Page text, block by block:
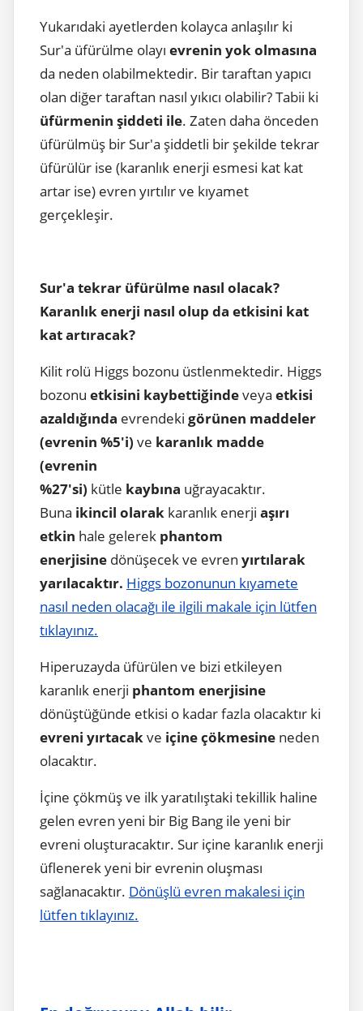
Yukarıdaki ayetlerden kolayca anlaşılır ki
Sur'a üfürülme olayı evrenin yok olmasına
da neden olabilmektedir. Bir taraftan yapıcı
olan diğer taraftan nasıl yıkıcı olabilir? Tabii ki
üfürmenin şiddeti ile. Zaten daha önceden
üfürülmüş bir Sur'a şiddetli bir şekilde tekrar
üfürülür ise (karanlık enerji esmesi kat kat
artar ise) evren yırtılır ve kıyamet
gerçekleşir.
Sur'a tekrar üfürülme nasıl olacak?
Karanlık enerji nasıl olup da etkisini kat
kat artıracak?
Kilit rolü Higgs bozonu üstlenmektedir. Higgs
bozonu etkisini kaybettiğindeveya etkisi
azaldığında evrendeki görünen maddeler
(evrenin %5'i) ve karanlık madde
(evrenin
%27'si) kütle kaybına uğrayacaktır.
Buna ikincil olarak karanlık enerji aşırı
etkin hale gelerek phantom
enerjisine dönüşecek ve evren yırtılarak
yarılacaktır. Higgs bozonunun kıyamete
nasıl neden olacağı ile ilgili makale için lütfen
tıklayınız.
Hiperuzayda üfürülen ve bizi etkileyen
karanlık enerji phantom enerjisine
dönüştüğünde etkisi o kadar fazla olacaktır ki
evreni yırtacakve içine çökmesine neden
olacaktır.
İçine çökmüş ve ilk yaratılıştaki tekillik haline
gelen evren yeni bir Big Bang ile yeni bir
evreni oluşturacaktır. Sur içine karanlık enerji
üflenerek yeni bir evrenin oluşması
sağlanacaktır. Dönüşlü evren makalesi için
lütfen tıklayınız.